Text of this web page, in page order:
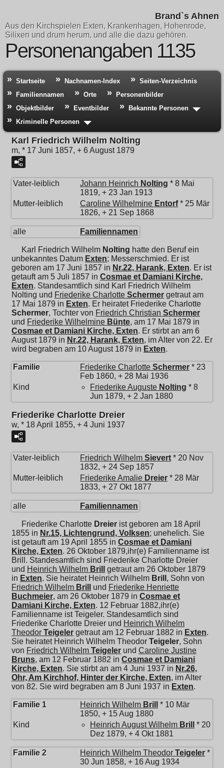
Brand`s Ahnen
Aus den Kirchspielen Exten, Krankenhagen, Hohenrode,
Silixen und drum herum, und alle die dazu gehören.
Personenangaben 1135
Startseite Nachnamen-Index
Seiten-Verzeichnis
Familiennamen
Orte
Personenbilder
Objektbilder
Eventbilder
Bekannte Personen
Kriminelle Personen
Karl Friedrich Wilhelm Nolting
m, * 17 Juni 1857, + 6 August 1879
Vater-leiblich Johann Heinrich Nolting * 8 Mai
1819, + 23 Jan 1913
Mutter-leiblich
Caroline Wilhelmine Entorf* 25 Mär
1826, + 21 Sep 1868
alle Familiennamen
Karl Friedrich Wilhelm Nolting hatte den Beruf ein
unbekanntes Datum Exten; Messerschmied. Er ist
geboren am 17 Juni 1857 in Nr.22, Harank, Exten. Er ist
getauft am 5 Juli 1857 in Cosmae et Damiani Kirche,
Exten. Standesamtlich sind Karl Friedrich Wilhelm
Nolting und Friederike Charlotte Schermer getraut am
17 Mai 1879 in Exten. Er heiratet Friederike Charlotte
Schermer, Tochter von Friedrich Christian Schermer
und Friederike Wilhelmine Bünte, am 17 Mai 1879 in
Cosmae et Damiani Kirche, Exten. Er stirbt an am 6
August 1879 in Nr.22, Harank, Exten, im Alter von 22. Er
wird begraben am 10 August 1879 in Exten.
Familie Friederike Charlotte Schermer * 23
Feb 1860, + 28 Mai 1936
Kind
Friederike Auguste Nolting * 8
Jun 1879, + 2 Jan 1880
Friederike Charlotte Dreier
w, * 18 April 1855, + 4 Juni 1937
Vater-leiblich Friedrich Wilhelm Sievert * 20 Nov
1832, + 24 Sep 1857
Mutter-leiblich
Friederike Amalie Dreier * 28 Mär
1833, + 27 Okt 1877
alle Familiennamen
Friederike Charlotte Dreier ist geboren am 18 April
1855 in Nr.15, Lichtengrund, Volksen; unehelich. Sie
ist getauft am 19 April 1855 in Cosmae et Damiani
Kirche, Exten. 26 Oktober 1879,ihr(e) Familienname ist
Brill. Standesamtlich sind Friederike Charlotte Dreier
und Heinrich Wilhelm Brill
getraut am 26 Oktober 1879
in Exten. Sie heiratet Heinrich Wilhelm Brill , Sohn von
Friedrich Wilhelm Brill und Friederike Henriette
Buchmeier, am 26 Oktober 1879 in Cosmae et
Damiani Kirche, Exten. 12 Februar 1882,ihr(e)
Familienname ist Teigeler. Standesamtlich sind
Friederike Charlotte Dreier und Heinrich Wilhelm
Theodor Teigeler getraut am 12 Februar 1882 in Exten.
Sie heiratet Heinrich Wilhelm Theodor Teigeler, Sohn
von Friedrich Wilhelm Teigeler und Caroline Justine
Bruns, am 12 Februar 1882 in Cosmae et Damiani
Kirche, Exten. Sie stirbt an am 4 Juni 1937 in Nr.26,
Ohr, Am Kirchhof, Hinter der Kirche, Exten, im Alter
von 82. Sie wird begraben am 8 Juni 1937 in Exten.
Familie 1 Heinrich Wilhelm Brill
* 10 Mär
1850, + 15 Aug 1880
Kind
Heinrich August Wilhelm Brill
* 20
Dez 1879, + 4 Okt 1881
Familie 2 Heinrich Wilhelm Theodor Teigeler *
30 Jun 1858, + 16 Aug 1934